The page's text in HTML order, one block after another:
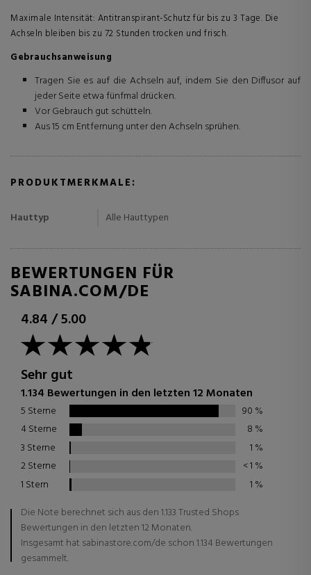
Maximale Intensität: Antitranspirant-Schutz für bis zu 3 Tage. Die
Achseln bleiben bis zu 72 Stunden trocken und frisch.
Gebrauchsanweisung
Tragen Sie es auf die Achseln auf, indem Sie den Diffusor auf
jeder Seite etwa fünfmal drücken.
Vor Gebrauch gut schütteln.
Aus 15 cm Entfernung unter den Achseln sprühen.
PRODUKTMERKMALE:
Hauttyp Alle Hauttypen
BEWERTUNGEN FÜR
SABINA.COM/DE
4.84/5.00
Sehr gut
1.134 Bewertungen in den letzten 12 Monaten
5 Sterne 90 %
4 Sterne
8 %
3 Sterne
1 %
2 Sterne
< 1 %
1 Stern
1 %
Die Note berechnet sich aus den 1.133 Trusted Shops
Bewertungen in den letzten 12 Monaten.
Insgesamt hat sabinastore.com/de schon 1.134 Bewertungen
gesammelt.